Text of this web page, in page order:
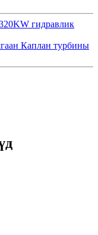
гидравлик
Каплан турбины